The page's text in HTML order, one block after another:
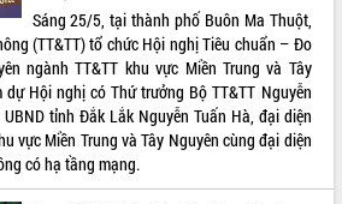
nông
phá
hồ sơ
liệu đất
tiến
Sáng 25/5, tại thành phố Buôn Ma Thuột,
(TT&TT) tổ chức Hội nghị Tiêu chuẩn – Đo
ngành TT&TT khu vực Miền Trung và Tây
dự Hội nghị có Thứ trưởng Bộ TT&TT Nguyễn
tỉnh Đắk Lắk Nguyễn Tuấn Hà, đại diện
vực Miền Trung và Tây Nguyên cùng đại diện
có hạ tầng mạng.